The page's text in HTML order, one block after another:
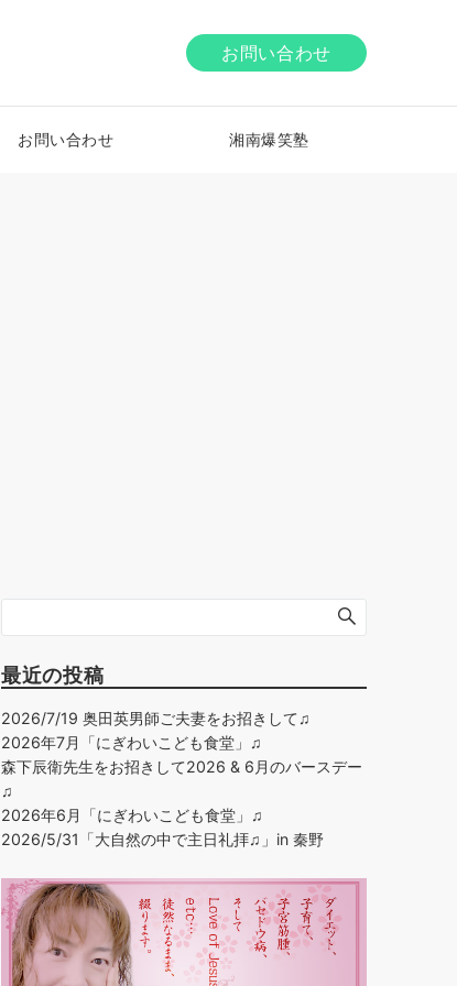
お問い合わせ
お問い合わせ 湘南爆笑塾
最近の投稿
2026/7/19 奥田英男師ご夫妻をお招きして♫
2026年7月「にぎわいこども食堂」♫
森下辰衛先生をお招きして2026 & 6月のバースデー
♫
2026年6月「にぎわいこども食堂」♫
2026/5/31「大自然の中で主日礼拝♫」in 秦野